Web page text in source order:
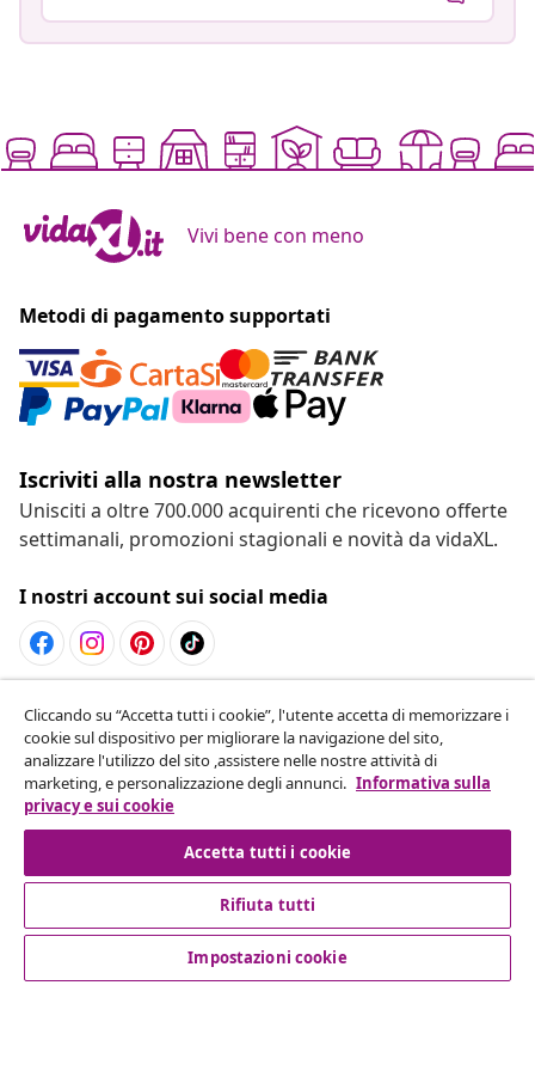
Vivi bene con meno
Metodi di pagamento supportati
Iscriviti alla nostra newsletter
Unisciti a oltre 700.000 acquirenti che ricevono offerte
settimanali, promozioni stagionali e novità da vidaXL.
I nostri account sui social media
Recesso dal contratto
Invia una richiesta di recesso per il tuo ordine.
Recesso dal contratto
Aziende
Cliccando su “Accetta tutti i cookie”, l'utente accetta di memorizzare i
cookie sul dispositivo per migliorare la navigazione del sito,
analizzare l'utilizzo del sito ,assistere nelle nostre attività di
marketing, e personalizzazione degli annunci. Informativa sulla
privacy e sui cookie
Accetta tutti i cookie
Rifiuta tutti
Impostazioni cookie